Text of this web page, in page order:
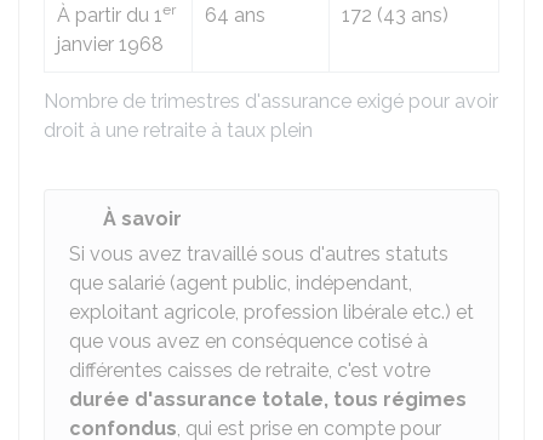
Nombre de trimestres d'assurance exigé pour avoir
droit à une retraite à taux plein
À partir du 1er
janvier 1968
64 ans 172 (43 ans)
À savoir
Si vous avez travaillé sous d'autres statuts
que salarié (agent public, indépendant,
exploitant agricole, profession libérale etc.) et
que vous avez en conséquence cotisé à
différentes caisses de retraite, c'est votre
durée d'assurance totale, tous régimes
confondus, qui est prise en compte pour